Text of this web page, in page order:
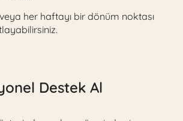
her haftayı bir dönüm noktası
Destek Al